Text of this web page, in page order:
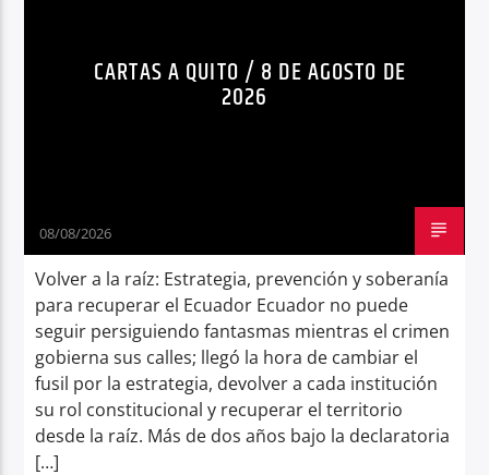
CARTAS A QUITO / 8 DE AGOSTO DE
2026
08/08/2026
Volver a la raíz: Estrategia, prevención y soberanía
para recuperar el Ecuador Ecuador no puede
seguir persiguiendo fantasmas mientras el crimen
gobierna sus calles; llegó la hora de cambiar el
fusil por la estrategia, devolver a cada institución
su rol constitucional y recuperar el territorio
desde la raíz. Más de dos años bajo la declaratoria
[…]